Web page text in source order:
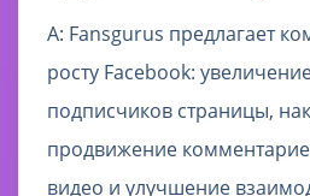
A: Fansgurus предлагает
росту Facebook:
подписчиков страницы,
продвижение
видео и улучшение